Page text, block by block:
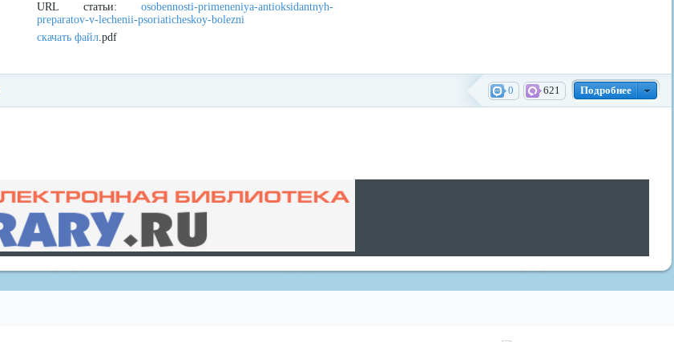
URL статьи: osobennosti-primeneniya-antioksidantnyh-
preparatov-v-lechenii-psoriaticheskoy-bolezni
скачать файл .pdf
Подробнее
621
0